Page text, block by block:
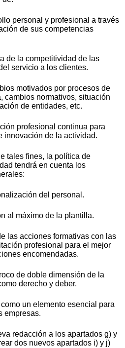
personal y profesional a través
de sus competencias
de la competitividad de las
servicio a los clientes.
motivados por procesos de
cambios normativos, situación
de entidades, etc.
profesional continua para
innovación de la actividad.
tales fines, la política de
tendrá en cuenta los
del personal.
al máximo de la plantilla.
las acciones formativas con las
profesional para el mejor
encomendadas.
de doble dimensión de la
derecho y deber.
un elemento esencial para
empresas.
redacción a los apartados g) y
dos nuevos apartados i) y j)